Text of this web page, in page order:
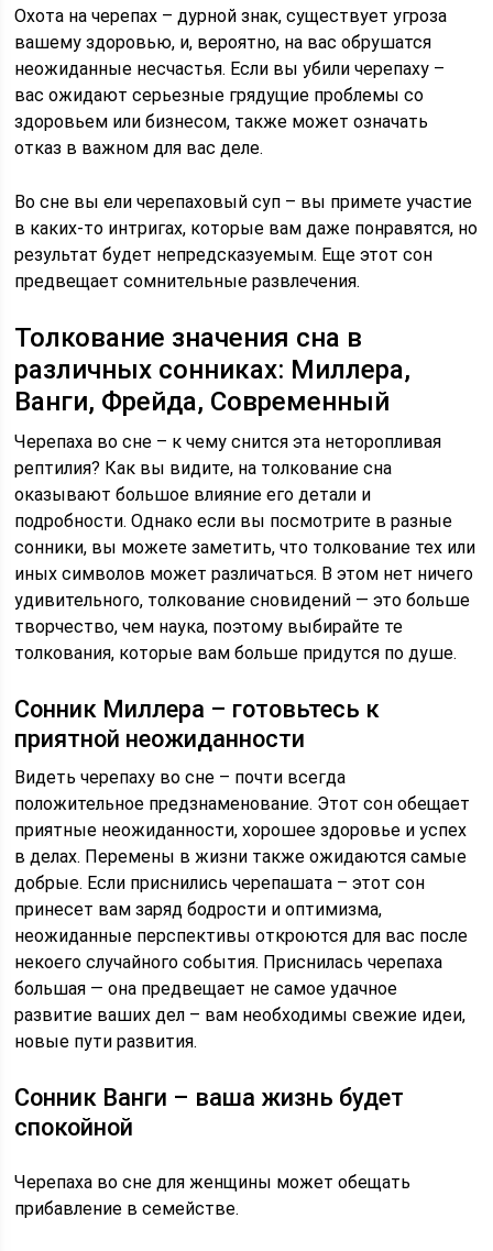
Охота на черепах – дурной знак, существует угроза
вашему здоровью, и, вероятно, на вас обрушатся
неожиданные несчастья. Если вы убили черепаху –
вас ожидают серьезные грядущие проблемы со
здоровьем или бизнесом, также может означать
отказ в важном для вас деле.
Во сне вы ели черепаховый суп – вы примете участие
в каких-то интригах, которые вам даже понравятся, но
результат будет непредсказуемым. Еще этот сон
предвещает сомнительные развлечения.
Толкование значения сна в
различных сонниках: Миллера,
Ванги, Фрейда, Современный
Черепаха во сне – к чему снится эта неторопливая
рептилия? Как вы видите, на толкование сна
оказывают большое влияние его детали и
подробности. Однако если вы посмотрите в разные
сонники, вы можете заметить, что толкование тех или
иных символов может различаться. В этом нет ничего
удивительного, толкование сновидений — это больше
творчество, чем наука, поэтому выбирайте те
толкования, которые вам больше придутся по душе.
Сонник Миллера – готовьтесь к
приятной неожиданности
Видеть черепаху во сне – почти всегда
положительное предзнаменование. Этот сон обещает
приятные неожиданности, хорошее здоровье и успех
в делах. Перемены в жизни также ожидаются самые
добрые. Если приснились черепашата – этот сон
принесет вам заряд бодрости и оптимизма,
неожиданные перспективы откроются для вас после
некоего случайного события. Приснилась черепаха
большая — она предвещает не самое удачное
развитие ваших дел – вам необходимы свежие идеи,
новые пути развития.
Сонник Ванги – ваша жизнь будет
спокойной
Черепаха во сне для женщины может обещать
прибавление в семействе.